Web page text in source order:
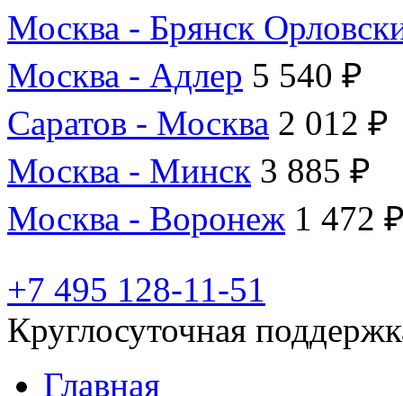
Москва - Брянск
Москва - Адлер 5 540 ₽
Саратов - Москва 2 012 ₽
Москва - Минск 3 885 ₽
Москва - Воронеж 1 472
+7 495 128-11-51
Круглосуточная
Главная